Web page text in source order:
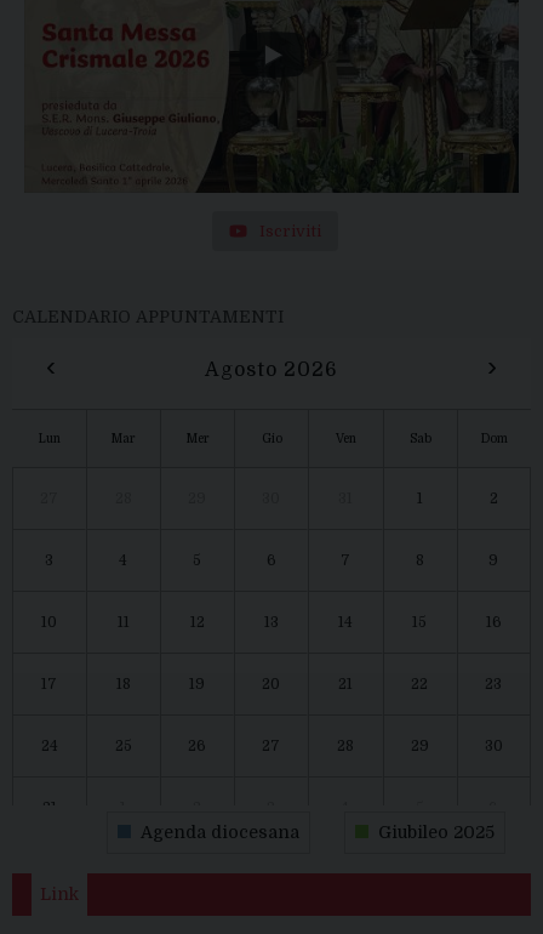
Iscriviti
CALENDARIO APPUNTAMENTI
‹ Agosto 2026 ›
Lun Mar Mer Gio Ven Sab Dom
1 2
3 4 5 6 7 8 9
10 11 12 13 14 15 16
17 18 19 20 21 22 23
24 25 26 27 28 29 30
31
Agenda diocesana Giubileo 2025
Link